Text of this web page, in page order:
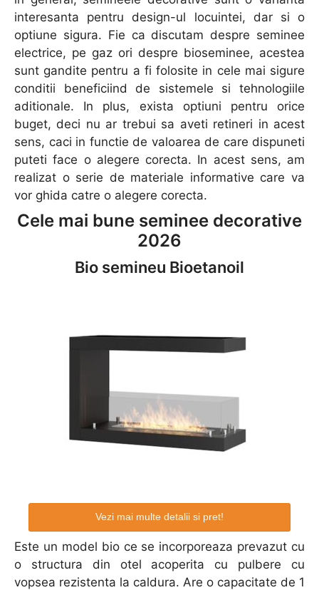
interesanta pentru design-ul locuintei, dar si o
optiune sigura. Fie ca discutam despre seminee
electrice, pe gaz ori despre bioseminee, acestea
sunt gandite pentru a fi folosite in cele mai sigure
conditii beneficiind de sistemele si tehnologiile
aditionale. In plus, exista optiuni pentru orice
buget, deci nu ar trebui sa aveti retineri in acest
sens, caci in functie de valoarea de care dispuneti
puteti face o alegere corecta. In acest sens, am
realizat o serie de materiale informative care va
vor ghida catre o alegere corecta.
Cele mai bune seminee decorative
2026
Bio semineu Bioetanoil
Vezi mai multe detalii si pret!
Este un model bio ce se incorporeaza prevazut cu
o structura din otel acoperita cu pulbere cu
vopsea rezistenta la caldura. Are o capacitate de 1